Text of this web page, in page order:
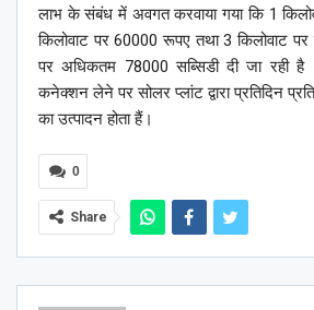
लाभ के संबंध में अवगत करवाया गया कि 1
किलोवाट पर 60000 रूपए तथा 3 किलोवाट
पर अधिकतम 78000 सब्सिडी दी जा रही है ।
कनेक्शन लेने पर सोलर प्लांट द्वारा प्रतिदिन
का उत्पादन होता हैं।
0
Share